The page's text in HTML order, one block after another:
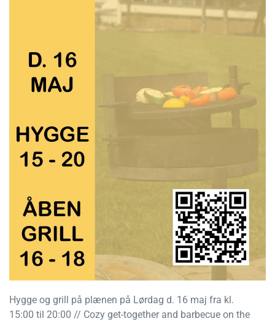
Hygge og grill på plænen på Lørdag d. 16 maj fra kl.
15:00 til 20:00 // Cozy get-together and barbecue on the